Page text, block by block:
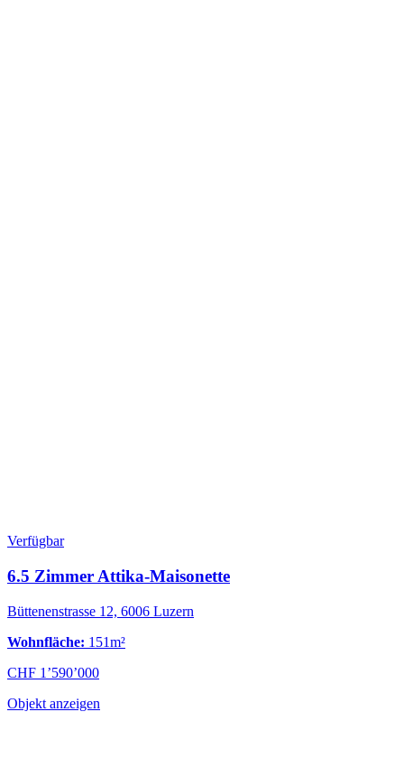
Verfügbar
6.5 Zimmer Attika-Maisonette
Büttenenstrasse 12, 6006 Luzern
Wohnfläche: 151m²
CHF 1’590’000
Objekt anzeigen